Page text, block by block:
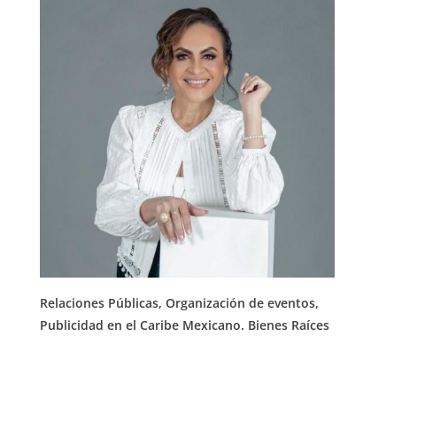
Relaciones Públicas, Organización de eventos,
Publicidad en el Caribe Mexicano. Bienes Raíces